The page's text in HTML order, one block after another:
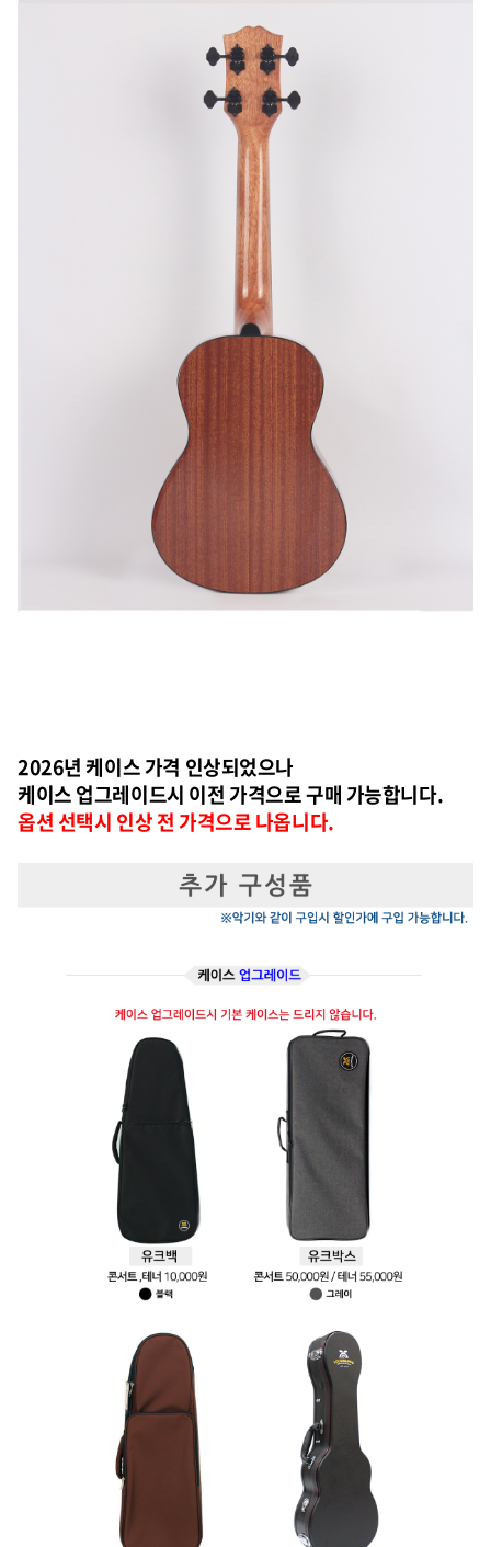
2026년 케이스 가격 인상되었으나
케이스 업그레이드시 이전 가격으로 구매 가능합니다.
옵션 선택시 인상 전 가격으로 나옵니다.